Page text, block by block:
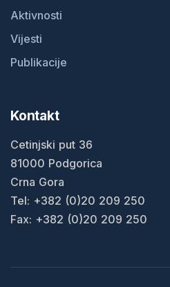
Aktivnosti
Vijesti
Publikacije
Kontakt
Cetinjski put 36
81000 Podgorica
Crna Gora
Tel: +382 (0)20 209 250
Fax: +382 (0)20 209 250